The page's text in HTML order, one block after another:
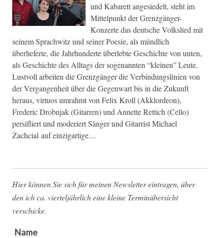
und Kabarett angesiedelt, steht im
Mittelpunkt der Grenzgänger-
Konzerte das deutsche Volkslied mit
seinem Sprachwitz und seiner Poesie, als mündlich
überlieferte, die Jahrhunderte überlebte Geschichte von unten,
als Geschichte des Alltags der sogenannten “kleinen” Leute.
Lustvoll arbeiten die Grenzgänger die Verbindungslinien von
der Vergangenheit über die Gegenwart bis in die Zukunft
heraus, virtuos umrahmt von Felix Kroll (Akklordeon),
Frederic Drobnjak (Gitarren) und Annette Rettich (Cello)
persifliert und moderiert Sänger und Gitarrist Michael
Zachcial auf einzigartige…
Hier können Sie sich für meinen Newsletter eintragen, über
den ich ca. vierteljährlich eine kleine Terminübersicht
verschicke.
Name